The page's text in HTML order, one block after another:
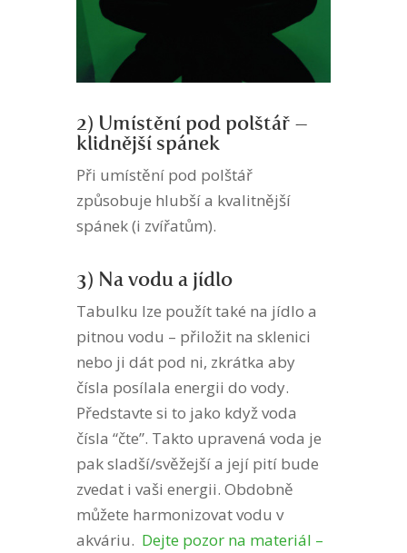
2) Umístění pod polštář –
klidnější spánek
Při umístění pod polštář
způsobuje hlubší a kvalitnější
spánek (i zvířatům).
3) Na vodu a jídlo
Tabulku lze použít také na jídlo a
pitnou vodu – přiložit na sklenici
nebo ji dát pod ni, zkrátka aby
čísla posílala energii do vody.
Představte si to jako když voda
čísla “čte”. Takto upravená voda je
pak sladší/svěžejší a její pití bude
zvedat i vaši energii. Obdobně
můžete harmonizovat vodu v
akváriu. Dejte pozor na materiál –